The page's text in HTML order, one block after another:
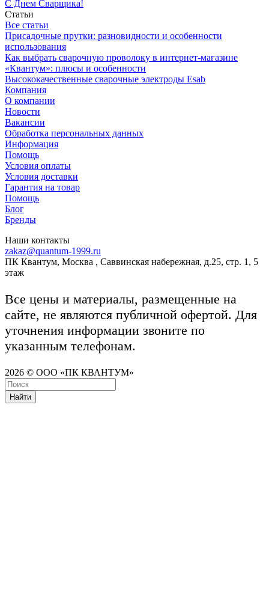
С Днем Сварщика!
Статьи
Все статьи
Присадочные прутки: разновидности и особенности
использования
Как выбрать сварочную проволоку в интернет-магазине
«Квантум»: плюсы и особенности
Высококачественные сварочные электроды Esab
Компания
О компании
Новости
Вакансии
Обработка персональных данных
Информация
Помощь
Условия оплаты
Условия доставки
Гарантия на товар
Помощь
Блог
Бренды
Наши контакты
zakaz@quantum-1999.ru
ПК Квантум, Москва , Саввинская набережная, д.25, стр. 1, 5
этаж
Все цены и материалы, размещенные на
сайте, не являются публичной офертой. Для
уточнения информации звоните по
указанным телефонам.
2026 © ООО «ПК КВАНТУМ»
Найти